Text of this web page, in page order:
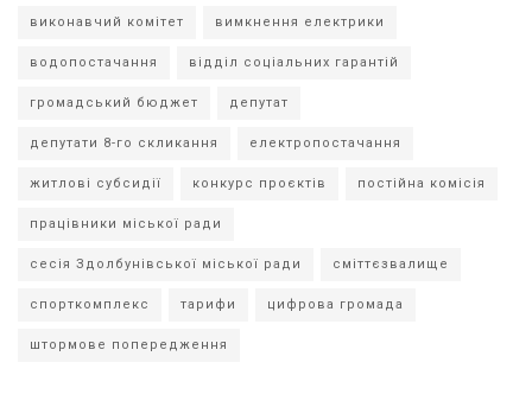
виконавчий комітет вимкнення електрики
водопостачання відділ соціальних гарантій
громадський бюджет депутат
депутати 8-го скликання електропостачання
житлові субсидії конкурс проєктів постійна комісія
працівники міської ради
сесія Здолбунівської міської ради сміттєзвалище
спорткомплекс тарифи цифрова громада
штормове попередження